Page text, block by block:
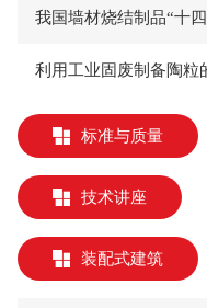
我国墙材烧结制品“十
标准与质量
技术讲座
装配式建筑